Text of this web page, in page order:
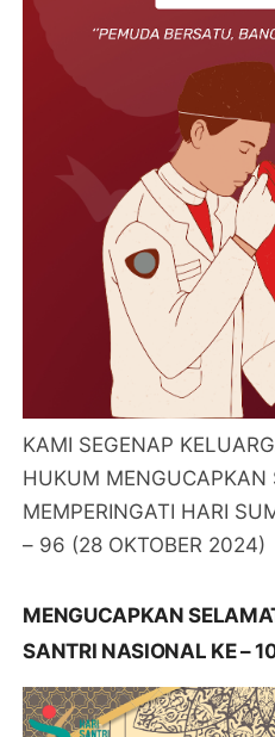
KAMI SEGENAP
HUKUM MENGUCAPKAN
MEMPERINGATI HARI
– 96 (28 OKTOBER 2024)
MENGUCAPKAN
SANTRI NASIONAL KE –